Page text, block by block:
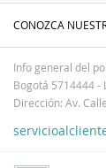
CONOZCA
Info general del
Bogotá 5714444 -
Dirección: Av.